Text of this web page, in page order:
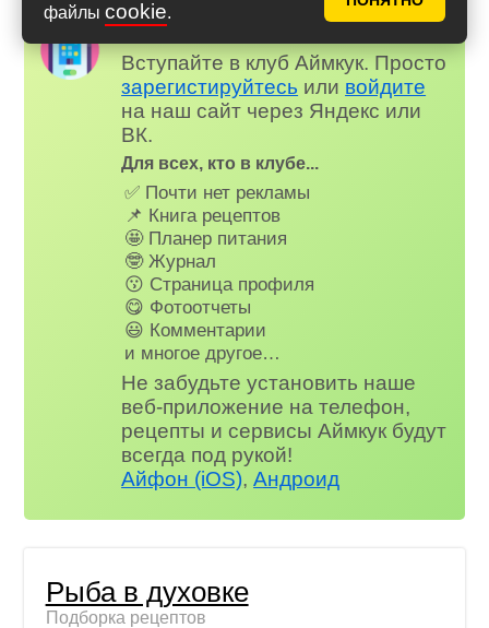
файлы cookie.
Надоела реклама?
Вступайте в клуб Аймкук. Просто
зарегистируйтесь или войдите
на наш сайт через Яндекс или
ВК.
Для всех, кто в клубе...
✅ Почти нет рекламы
📌 Книга рецептов
🤩 Планер питания
🤓 Журнал
😗 Страница профиля
😋 Фотоотчеты
😃 Комментарии
и многое другое…
Не забудьте установить наше
веб-приложение на телефон,
рецепты и сервисы Аймкук будут
всегда под рукой!
Айфон (iOS),Андроид
Рыба в духовке
Подборка рецептов